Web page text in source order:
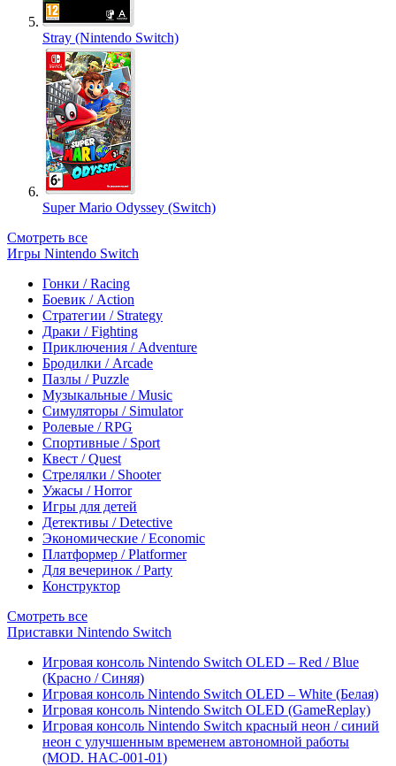
Stray (Nintendo Switch)
Super Mario Odyssey (Switch)
Смотреть все
Игры Nintendo Switch
Гонки / Racing
Боевик / Action
Стратегии / Strategy
Драки / Fighting
Приключения / Adventure
Бродилки / Arcade
Пазлы / Puzzle
Музыкальные / Music
Симуляторы / Simulator
Ролевые / RPG
Спортивные / Sport
Квест / Quest
Стрелялки / Shooter
Ужасы / Horror
Игры для детей
Детективы / Detective
Экономические / Economic
Платформер / Platformer
Для вечеринок / Party
Конструктор
Смотреть все
Приставки Nintendo Switch
Игровая консоль Nintendo Switch OLED – Red / Blue
(Красно / Синяя)
Игровая консоль Nintendo Switch OLED – White (Белая)
Игровая консоль Nintendo Switch OLED (GameReplay)
Игровая консоль Nintendo Switch красный неон / синий
неон с улучшенным временем автономной работы
(MOD. HAC-001-01)